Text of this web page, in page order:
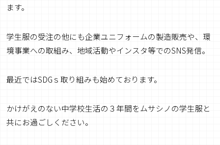
ます。
学生服の受注の他にも企業ユニフォームの製造販売や、環
境事業への取組み、地域活動やインスタ等でのSNS発信。
最近ではSDGｓ取り組みも始めております。
かけがえのない中学校生活の３年間をムサシノの学生服と
共にお過ごしください。